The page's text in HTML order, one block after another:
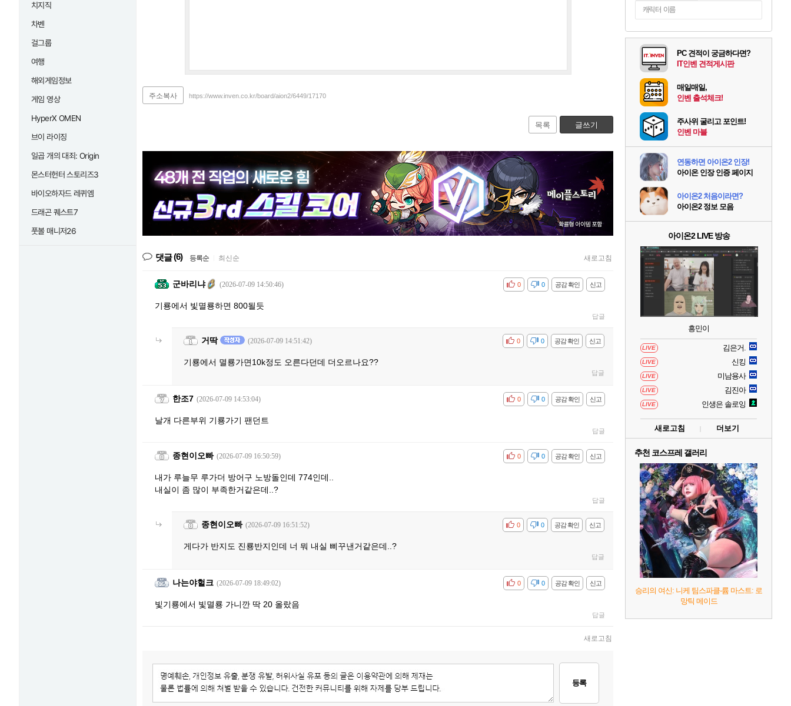
치지직
차벤
걸그룹
여행
해외게임정보
게임 영상
HyperX OMEN
브이 라이징
일곱 개의 대죄: Origin
몬스터헌터 스토리즈3
바이오하자드 레퀴엠
드래곤 퀘스트7
풋볼 매니저26
주소복사 https://www.inven.co.kr/board/aion2/6449/17170
목록 글쓰기
댓글(6) 등록순 최신순 새로고침
군바리냐 (2026-07-09 14:50:46) 신고
공감 확인
비공감 0
0
기룡에서 빛멸룡하면 800될듯
답글
거딱 (2026-07-09 14:51:42) 신고
공감 확인
비공감 0
0
기룡에서 멸룡가면10k정도 오른다던데 더오르나요??
답글
한조7 (2026-07-09 14:53:04) 신고
공감 확인
비공감 0
0
날개 다른부위 기룡가기 팬던트
답글
종현이오빠 (2026-07-09 16:50:59) 신고
공감 확인
비공감 0
0
내가 루늘무 루가더 방어구 노방돌인데 774인데..
내실이 좀 많이 부족한거같은데..?
답글
종현이오빠 (2026-07-09 16:51:52) 신고
공감 확인
비공감 0
0
게다가 반지도 진룡반지인데 너 뭐 내실 삐꾸낸거같은데..?
답글
나는야헐크 (2026-07-09 18:49:02) 신고
공감 확인
비공감 0
0
빛기룡에서 빛멸룡 가니깐 딱 20 올랐음
답글
새로고침
등록
PC 견적이 궁금하다면?
IT인벤 견적게시판
매일매일,
인벤 출석체크!
주사위 굴리고 포인트!
인벤 마블
연동하면 아이온2 인장!
아이온 인장 인증 페이지
아이온2 처음이라면?
아이온2 정보 모음
아이온2 LIVE 방송
흥민이
LIVE 김은거.
LIVE 신킹
LIVE 미남용사
LIVE 김진아
LIVE 인생은 솔로잉
새로고침 더보기
추천 코스프레 갤러리
승리의 여신: 니케 팀스파클-륨 마스트: 로
망틱 메이드